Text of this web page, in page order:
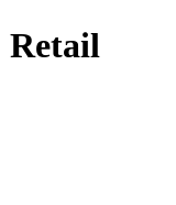
Retail